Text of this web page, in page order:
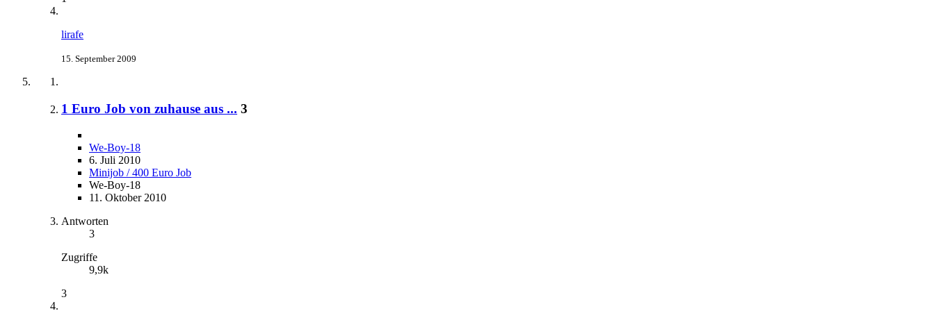
lirafe
15. September 2009
1 Euro Job von zuhause aus ... 3
We-Boy-18
6. Juli 2010
Minijob / 400 Euro Job
We-Boy-18
11. Oktober 2010
Antworten
3
Zugriffe
9,9k
3